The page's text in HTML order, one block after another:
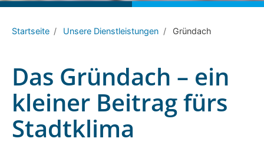
Startseite Unsere Dienstleistungen Gründach
Das Gründach – ein
kleiner Beitrag fürs
Stadtklima